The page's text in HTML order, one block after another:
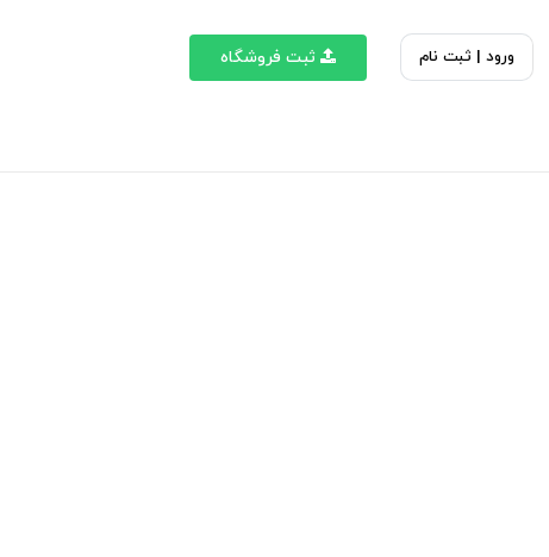
ورود | ثبت نام ثبت فروشگاه